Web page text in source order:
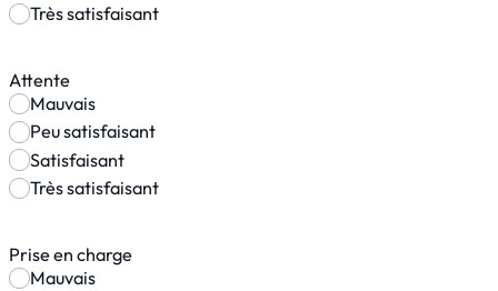
Très satisfaisant
Attente
Mauvais
Peu satisfaisant
Satisfaisant
Très satisfaisant
Prise en charge
Mauvais